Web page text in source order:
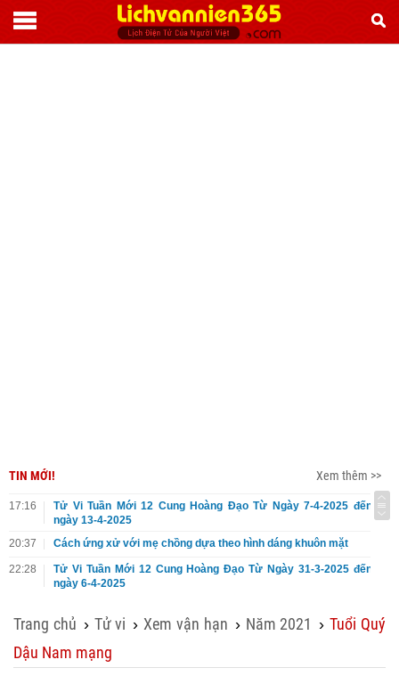
TIN MỚI! Xem thêm >>
17:16
Tử Vi Tuần Mới 12 Cung Hoàng Đạo Từ Ngày 7-4-2025 đến
ngày 13-4-2025
20:37
Cách ứng xử với mẹ chồng dựa theo hình dáng khuôn mặt
22:28
Tử Vi Tuần Mới 12 Cung Hoàng Đạo Từ Ngày 31-3-2025 đến
ngày 6-4-2025
Trang chủ › Tử vi ›Xem vận hạn › Năm 2021 ›Tuổi Quý
Dậu Nam mạng